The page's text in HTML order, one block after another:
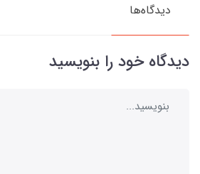
دیدگاه‌ها
دیدگاه خود را بنویسید